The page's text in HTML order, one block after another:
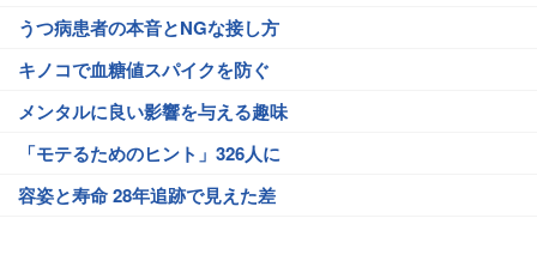
うつ病患者の本音とNGな接し方
キノコで血糖値スパイクを防ぐ
メンタルに良い影響を与える趣味
「モテるためのヒント」326人に
容姿と寿命 28年追跡で見えた差